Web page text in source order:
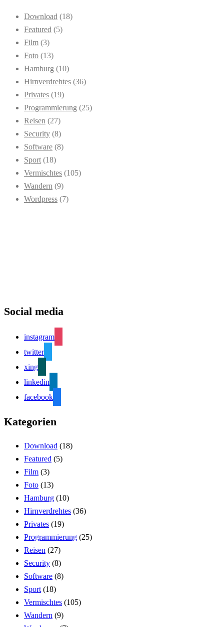
Download (18)
Featured (5)
Film (3)
Foto (13)
Hamburg (10)
Hirnverdrehtes (36)
Privates (19)
Programmierung (25)
Reisen (27)
Security (8)
Software (8)
Sport (18)
Vermischtes (105)
Wandern (9)
Wordpress (7)
Social media
instagram
twitter
xing
linkedin
facebook
Kategorien
Download (18)
Featured (5)
Film (3)
Foto (13)
Hamburg (10)
Hirnverdrehtes (36)
Privates (19)
Programmierung (25)
Reisen (27)
Security (8)
Software (8)
Sport (18)
Vermischtes (105)
Wandern (9)